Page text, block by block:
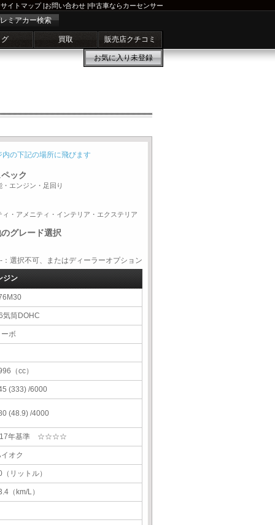
サイトマップ|お問い合わせ |中古車ならカーセンサー
ミアカー検索
買取 販売店クチコミ
お気に入り未登録
内の下記の場所に飛びます
ック
・エンジン・足回り
ィ・アメニティ・インテリア・エクステリア
グレード選択
択不可、またはディーラーオプション
ジン
気筒DOHC
ボ
（cc）
(333) /6000
(48.9) /4000
年基準 ☆☆☆☆
オク
（リットル）
（km/L）